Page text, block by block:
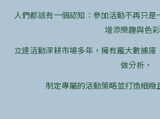
人們都該有一個認知：參加活動不再只
增添樂趣與色彩
立達活動深耕市場多年，擁有龐大數據
做分析，
制定專屬的活動策略並打造細緻